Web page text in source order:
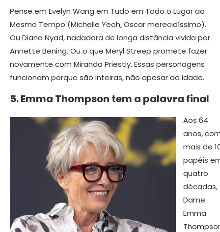
Pense em Evelyn Wang em Tudo em Todo o Lugar ao
Mesmo Tempo (Michelle Yeoh, Oscar merecidíssimo).
Ou Diana Nyad, nadadora de longa distância vivida por
Annette Bening. Ou o que Meryl Streep promete fazer
novamente com Miranda Priestly. Essas personagens
funcionam porque são inteiras, não apesar da idade.
5. Emma Thompson tem a palavra final
Aos 64
anos,
mais de
papéis
quatro
décadas,
Dame
Emma